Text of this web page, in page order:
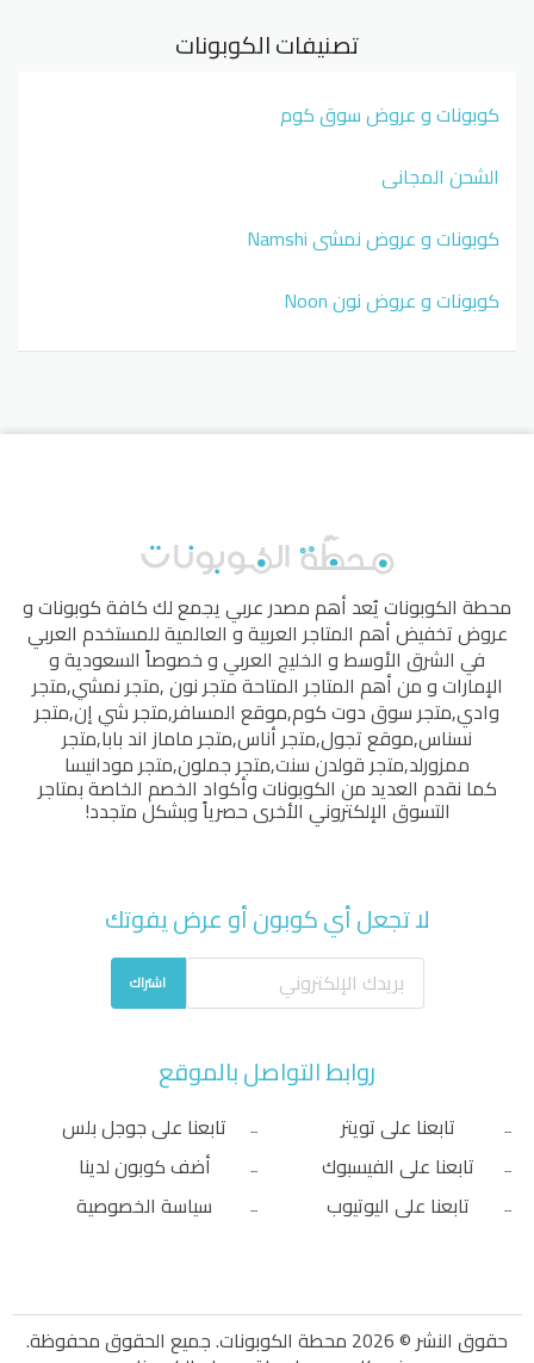
تصنيفات الكوبونات
كوبونات و عروض سوق كوم
الشحن المجاني
كوبونات و عروض نمشي Namshi
كوبونات و عروض نون Noon
محطة الكوبوناتيُعد أهم مصدر عربي يجمع لك كافة كوبونات و
عروض تخفيض أهم المتاجر العربية و العالمية للمستخدم العربي
في الشرق الأوسط و الخليج العربي و خصوصاً السعودية و
الإمارات و من أهم المتاجر المتاحةمتجر نون,متجر نمشي,متجر
وادي,متجر سوق دوت كوم,موقع المسافر,متجر شي إن,متجر
نسناس,موقع تجول,متجر أناس,متجر ماماز اند بابا,متجر
ممزورلد,متجر قولدن سنت,متجر جملون,متجر مودانيسا
كما نقدم العديد من الكوبونات وأكواد الخصم الخاصة بمتاجر
التسوق الإلكتروني الأخرى حصرياً وبشكل متجدد!
لا تجعل أي كوبون أو عرض يفوتك
اشتراك
روابط التواصل بالموقع
تابعنا على تويتر
تابعنا على الفيسبوك
تابعنا على اليوتيوب
تابعنا على جوجل بلس
أضف كوبون لدينا
سياسة الخصوصية
حقوق النشر © 2026 محطة الكوبونات. جميع الحقوق محفوظة.